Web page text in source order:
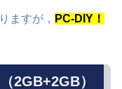
ますが， PC-DIY！
2GB+2GB）